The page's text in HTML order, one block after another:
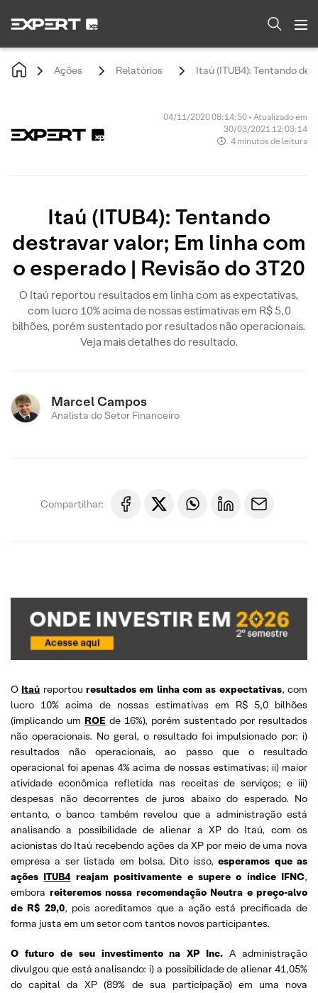
Ações Relatórios Itaú (ITUB4): Tentando
04/11/2020 08:14:50 • Atualizado em
30/03/2021 12:03:14
4 minutos de leitura
Itaú (ITUB4): Tentando
destravar valor; Em linha com
o esperado | Revisão do 3T20
O Itaú reportou resultados em linha com as expectativas,
com lucro 10% acima de nossas estimativas em R$ 5,0
bilhões, porém sustentado por resultados não operacionais.
Veja mais detalhes do resultado.
Marcel Campos
Analista do Setor Financeiro
Compartilhar:
O Itaú reportouresultados em linha com as expectativas, com
lucro 10% acima de nossas estimativas em R$ 5,0 bilhões
(implicando um ROE de 16%), porém sustentado por resultados
não operacionais. No geral, o resultado foi impulsionado por: i)
resultados não operacionais, ao passo que o resultado
operacional foi apenas 4% acima de nossas estimativas; ii) maior
atividade econômica refletida nas receitas de serviços; e iii)
despesas não decorrentes de juros abaixo do esperado. No
entanto, o banco também revelou que a administração está
analisando a possibilidade de alienar a XP do Itaú, com os
acionistas do Itaú recebendo ações da XP por meio de uma nova
empresa a ser listada em bolsa. Dito isso,esperamos que as
ações ITUB4 reajam positivamente e supere o índice IFNC,
embora reiteremos nossa recomendação Neutra e preço-alvo
de R$ 29,0, pois acreditamos que a ação está precificada de
forma justa em um setor com tantos novos participantes.
O futuro de seu investimento na XP Inc. A administração
divulgou que está analisando: i) a possibilidade de alienar 41,05%
do capital da XP (89% de sua participação) em uma nova